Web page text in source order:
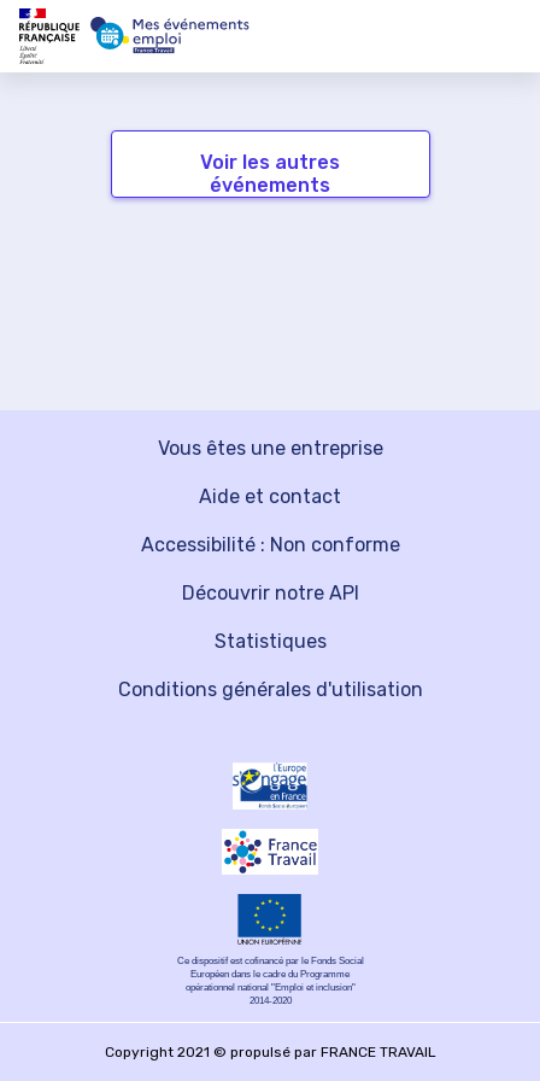
Voir les autres
événements
Vous êtes une entreprise
Découvrir notre API
Aide et contact
Statistiques
Accessibilité : Non conforme
Conditions générales d'utilisation
Ce dispositif est cofinancé par le Fonds Social
Européen dans le cadre du Programme
opérationnel national "Emploi et inclusion"
2014-2020
Copyright 2021 © propulsé par FRANCE TRAVAIL